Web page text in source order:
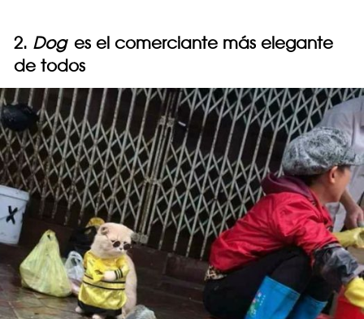
2. Dog es el comerciante más elegante
de todos